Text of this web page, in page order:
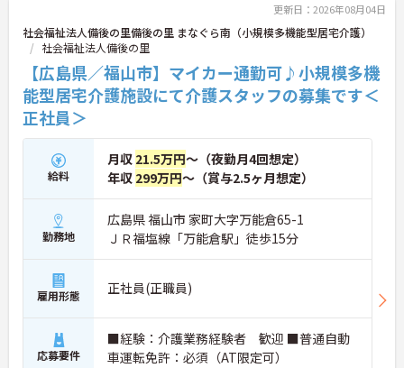
更新日：2026年08月04日
社会福祉法人備後の里備後の里 まなぐら南（小規模多機能型居宅介護）
社会福祉法人備後の里
【広島県／福山市】マイカー通勤可♪小規模多機
能型居宅介護施設にて介護スタッフの募集です＜
正社員＞
給料
月収 21.5万円～（夜勤月4回想定）
年収 299万円～（賞与2.5ヶ月想定）
勤務地
広島県 福山市 家町大字万能倉65-1
ＪＲ福塩線「万能倉駅」徒歩15分
雇用形態 正社員(正職員)
応募要件
■経験：介護業務経験者 歓迎 ■普通自動
車運転免許：必須（AT限定可）